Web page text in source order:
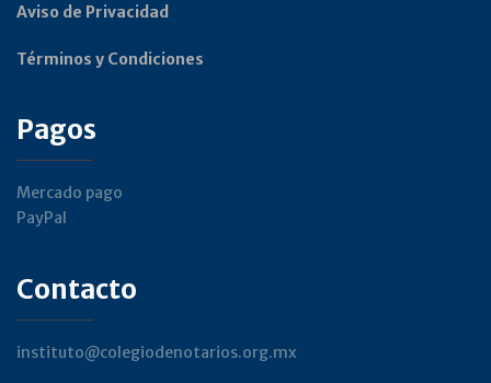
Aviso de Privacidad
Términos y Condiciones
Pagos
Mercado pago
PayPal
Contacto
instituto@colegiodenotarios.org.mx